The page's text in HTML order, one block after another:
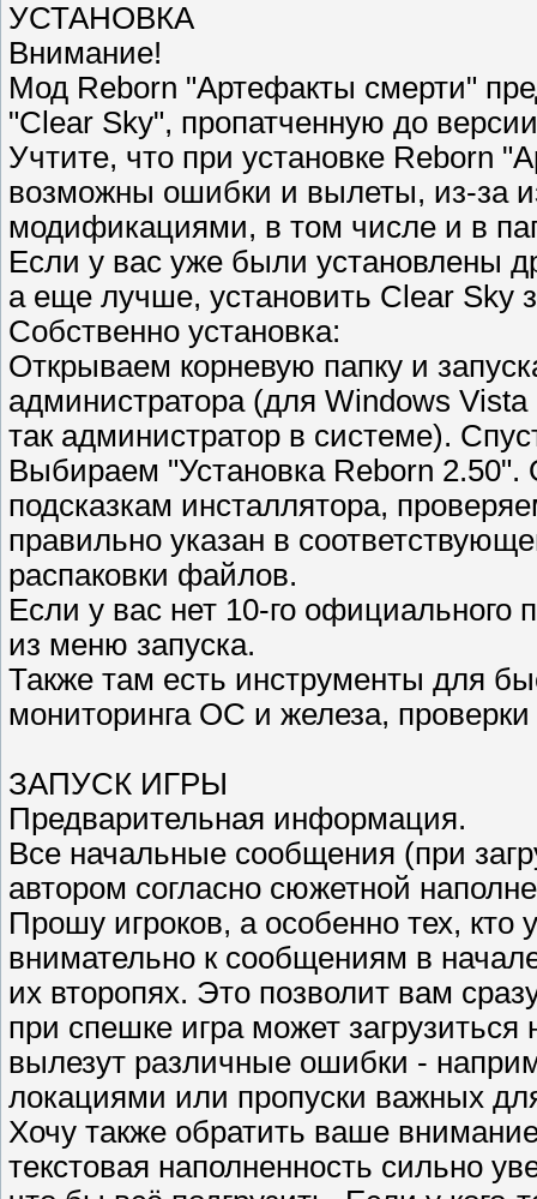
УСТАНОВКА
Внимание!
Мод Reborn "Артефакты смерти"
"Clear Sky", пропатченную до
Учтите, что при установке Reborn
возможны ошибки и вылеты, из-за
модификациями, в том числе и в
Если у вас уже были установлены
а еще лучше, установить Clear Sky
Собственно установка:
Открываем корневую папку и
администратора (для Windows
так администратор в системе).
Выбираем "Установка Reborn 2.50".
подсказкам инсталлятора,
правильно указан в
распаковки файлов.
Если у вас нет 10-го официального
из меню запуска.
Также там есть инструменты для
мониторинга ОС и железа,
ЗАПУСК ИГРЫ
Предварительная информация.
Все начальные сообщения (при
автором согласно сюжетной
Прошу игроков, а особенно тех,
внимательно к сообщениям в
их второпях. Это позволит вам
при спешке игра может
вылезут различные ошибки -
локациями или пропуски важных
Хочу также обратить ваше
текстовая наполненность сильно